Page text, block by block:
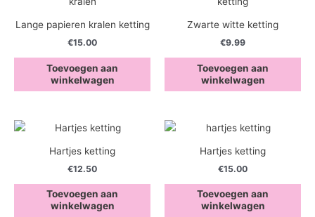
Lange papieren kralen ketting
€15.00
Toevoegen aan
winkelwagen
Zwarte witte ketting
€9.99
Toevoegen aan
winkelwagen
Hartjes ketting
€12.50
Toevoegen aan
winkelwagen
Hartjes ketting
€15.00
Toevoegen aan
winkelwagen